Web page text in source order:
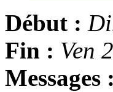
Début :
Fin : Ven
Messages :